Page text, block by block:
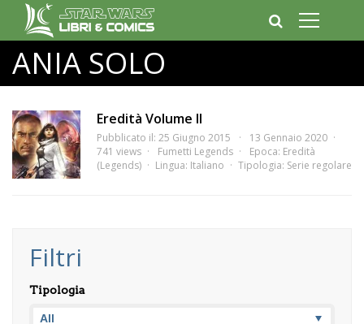
ANIA SOLO
Eredità Volume II
Pubblicato il: 25 Giugno 2015
13 Gennaio 2020
741 views
Fumetti Legends Epoca: Eredità
(Legends)
Lingua: Italiano Tipologia: Serie regolare
Filtri
Tipologia